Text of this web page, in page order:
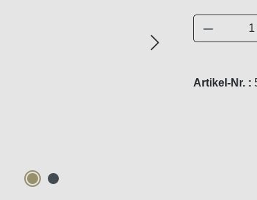
Artikel-Nr. :